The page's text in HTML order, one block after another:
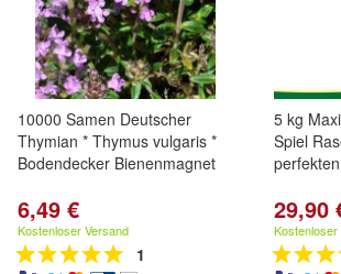
10000 Samen Deutscher
Thymian * Thymus vulgaris *
Bodendecker Bienenmagnet
6,49 €
Kostenloser Versand
1
5 kg
Spiel
29,90
Kostenloser